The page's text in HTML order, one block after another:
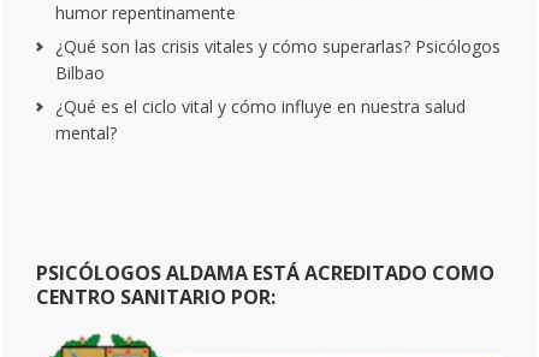
humor repentinamente
¿Qué son las crisis vitales y cómo superarlas? Psicólogos
Bilbao
¿Qué es el ciclo vital y cómo influye en nuestra salud
mental?
PSICÓLOGOS ALDAMA ESTÁ ACREDITADO COMO
CENTRO SANITARIO POR: